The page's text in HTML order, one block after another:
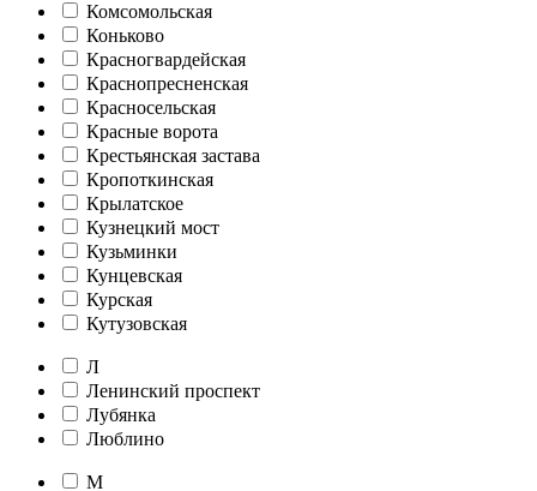
Комсомольская
Коньково
Красногвардейская
Краснопресненская
Красносельская
Красные ворота
Крестьянская застава
Кропоткинская
Крылатское
Кузнецкий мост
Кузьминки
Кунцевская
Курская
Кутузовская
Л
Ленинский проспект
Лубянка
Люблино
М